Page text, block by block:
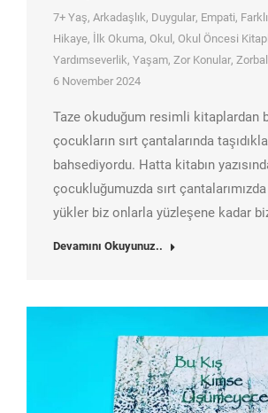
7+ Yaş, Arkadaşlık, Duygular, Empati,
Hikaye, İlk Okuma, Okul , Okul Öncesi
Yardımseverlik, Yaşam, Zor Konular,
6 November 2024
Taze okuduğum resimli kitaplardan
çocukların sırt çantalarında
bahsediyordu. Hatta kitabın
çocukluğumuzda sırt çantalarımızda
yükler biz onlarla yüzleşene kadar
Devamını Okuyunuz..